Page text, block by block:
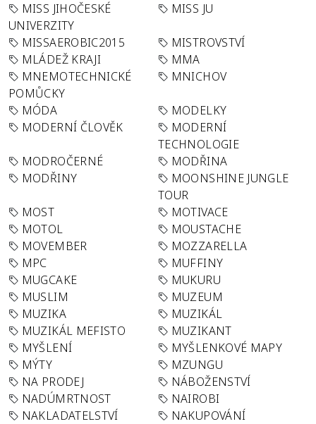
MISS JIHOČESKÉ
UNIVERZITY
MISS JU
MISSAEROBIC2015
MISTROVSTVÍ
MLÁDEŽ KRAJI
MMA
MNEMOTECHNICKÉ
POMŮCKY
MNICHOV
MÓDA
MODELKY
MODERNÍ ČLOVĚK
MODERNÍ
TECHNOLOGIE
MODROČERNÉ
MODŘINA
MODŘINY
MOONSHINE JUNGLE
TOUR
MOST
MOTIVACE
MOTOL
MOUSTACHE
MOVEMBER
MOZZARELLA
MPC
MUFFINY
MUGCAKE
MUKURU
MUSLIM
MUZEUM
MUZIKA
MUZIKÁL
MUZIKÁL MEFISTO
MUZIKANT
MYŠLENÍ
MYŠLENKOVÉ MAPY
MÝTY
MZUNGU
NA PRODEJ
NÁBOŽENSTVÍ
NADÚMRTNOST
NAIROBI
NAKLADATELSTVÍ
NAKUPOVÁNÍ